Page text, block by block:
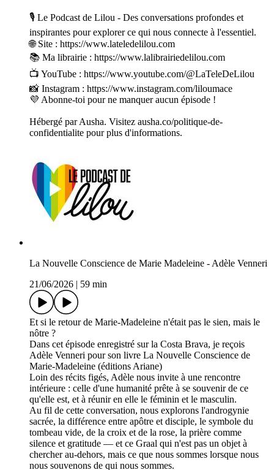
🎙️ Le Podcast de Lilou - Des conversations profondes et
inspirantes pour explorer ce qui nous connecte à l'essentiel.
🌐 Site : https://www.lateledelilou.com
📚 Ma librairie : https://www.lalibrairiedelilou.com
📺 YouTube : https://www.youtube.com/@LaTeleDeLilou
📸 Instagram : https://www.instagram.com/liloumace
💜 Abonne-toi pour ne manquer aucun épisode !
Hébergé par Ausha. Visitez ausha.co/politique-de-
confidentialite pour plus d'informations.
La Nouvelle Conscience de Marie Madeleine - Adèle Venneri
21/06/2026
59 min
Et si le retour de Marie-Madeleine n'était pas le sien, mais le
nôtre ?
Dans cet épisode enregistré sur la Costa Brava, je reçois
Adèle Venneri pour son livre La Nouvelle Conscience de
Marie-Madeleine (éditions Ariane)
Loin des récits figés, Adèle nous invite à une rencontre
intérieure : celle d'une humanité prête à se souvenir de ce
qu'elle est, et à réunir en elle le féminin et le masculin.
Au fil de cette conversation, nous explorons l'androgynie
sacrée, la différence entre apôtre et disciple, le symbole du
tombeau vide, de la croix et de la rose, la prière comme
silence et gratitude — et ce Graal qui n'est pas un objet à
chercher au-dehors, mais ce que nous sommes lorsque nous
nous souvenons de qui nous sommes.